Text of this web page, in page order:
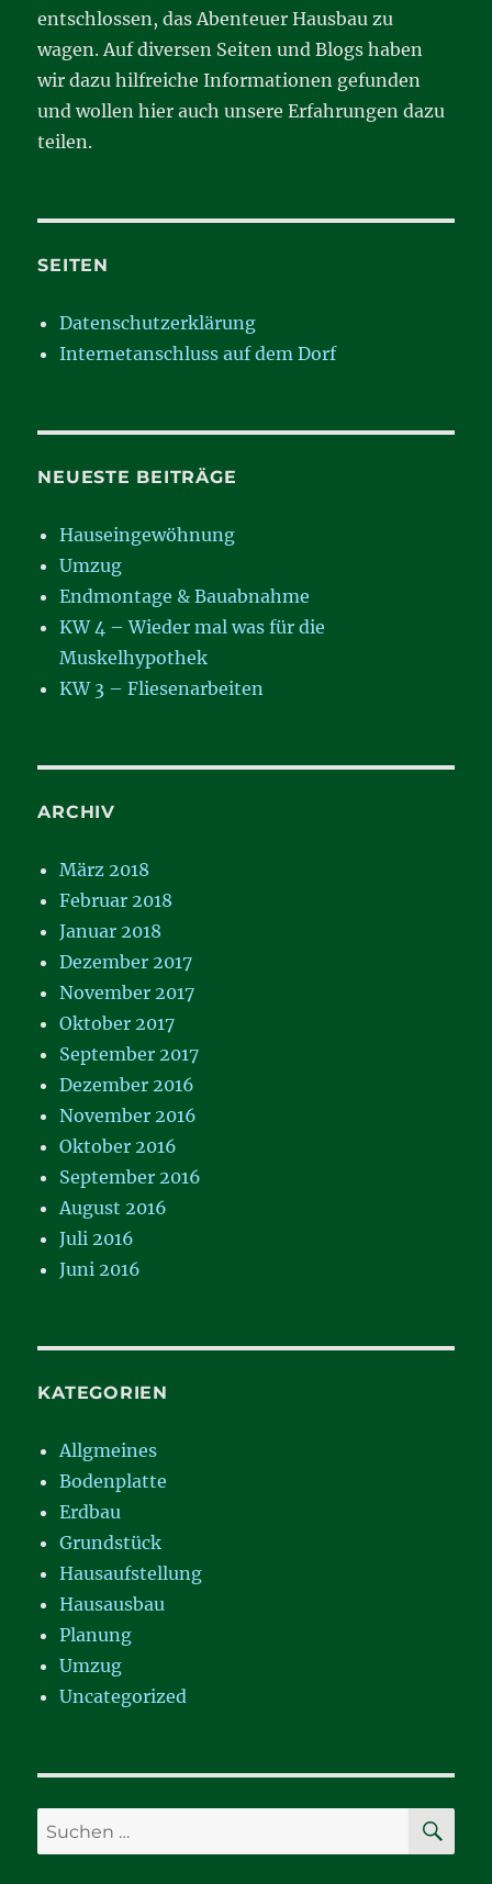
entschlossen, das Abenteuer Hausbau zu
wagen. Auf diversen Seiten und Blogs haben
wir dazu hilfreiche Informationen gefunden
und wollen hier auch unsere Erfahrungen dazu
teilen.
SEITEN
Datenschutzerklärung
Internetanschluss auf dem Dorf
NEUESTE BEITRÄGE
Hauseingewöhnung
Umzug
Endmontage & Bauabnahme
KW 4 – Wieder mal was für die
Muskelhypothek
KW 3 – Fliesenarbeiten
ARCHIV
März 2018
Februar 2018
Januar 2018
Dezember 2017
November 2017
Oktober 2017
September 2017
Dezember 2016
November 2016
Oktober 2016
September 2016
August 2016
Juli 2016
Juni 2016
KATEGORIEN
Allgmeines
Bodenplatte
Erdbau
Grundstück
Hausaufstellung
Hausausbau
Planung
Umzug
Uncategorized
Suchen
nach: